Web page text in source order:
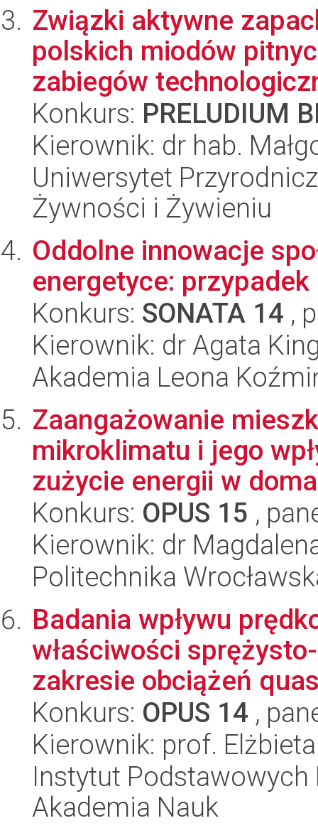
Związki aktywne
polskich miodów
zabiegów
Konkurs: PRELUDIUM
Kierownik: dr hab.
Uniwersytet
Żywności i Żywieniu
Oddolne innowacje
energetyce:
Konkurs: SONATA 14 ,
Kierownik: dr Agata
Akademia Leona
Zaangażowanie
mikroklimatu i jego
zużycie energii w
Konkurs: OPUS 15 ,
Kierownik: dr
Politechnika
Badania wpływu
właściwości
zakresie obciążeń
Konkurs: OPUS 14 ,
Kierownik: prof.
Instytut
Akademia Nauk